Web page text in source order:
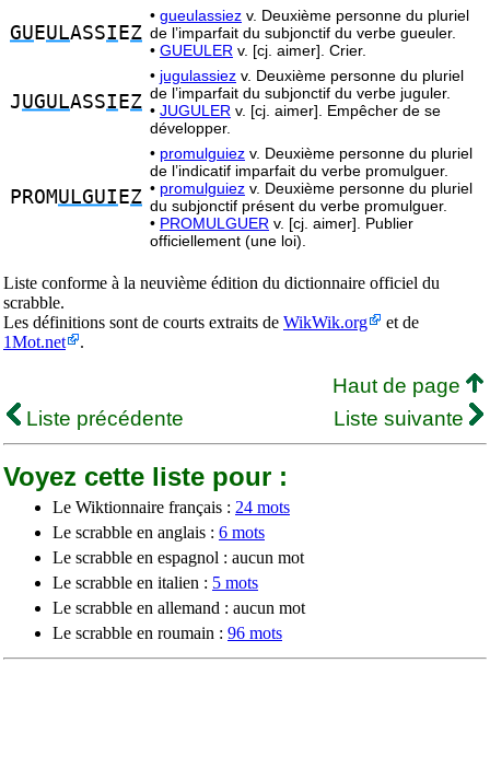
GU EULASSI EZ
• gueulassiez v. Deuxième personne du pluriel
de l’imparfait du subjonctif du verbe gueuler.
• GUEULER v. [cj. aimer]. Crier.
JUGULASSI EZ
• jugulassiez v. Deuxième personne du pluriel
de l’imparfait du subjonctif du verbe juguler.
• JUGULER v. [cj. aimer]. Empêcher de se
développer.
PROMULGUI EZ
• promulguiez v. Deuxième personne du pluriel
de l’indicatif imparfait du verbe promulguer.
• promulguiez v. Deuxième personne du pluriel
du subjonctif présent du verbe promulguer.
• PROMULGUER v. [cj. aimer]. Publier
officiellement (une loi).
Liste conforme à la neuvième édition du dictionnaire officiel du
scrabble.
Les définitions sont de courts extraits de WikWik.org
et de
1Mot.net
.
Haut de page
Liste précédente
Liste suivante
Voyez cette liste pour :
Le Wiktionnaire français : 24 mots
Le scrabble en anglais : 6 mots
Le scrabble en espagnol : aucun mot
Le scrabble en italien : 5 mots
Le scrabble en allemand : aucun mot
Le scrabble en roumain : 96 mots